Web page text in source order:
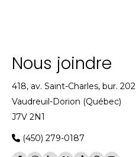
Nous joindre
418, av. Saint-Charles, bur. 202
Vaudreuil-Dorion (Québec)
J7V 2N1
(450) 279-0187